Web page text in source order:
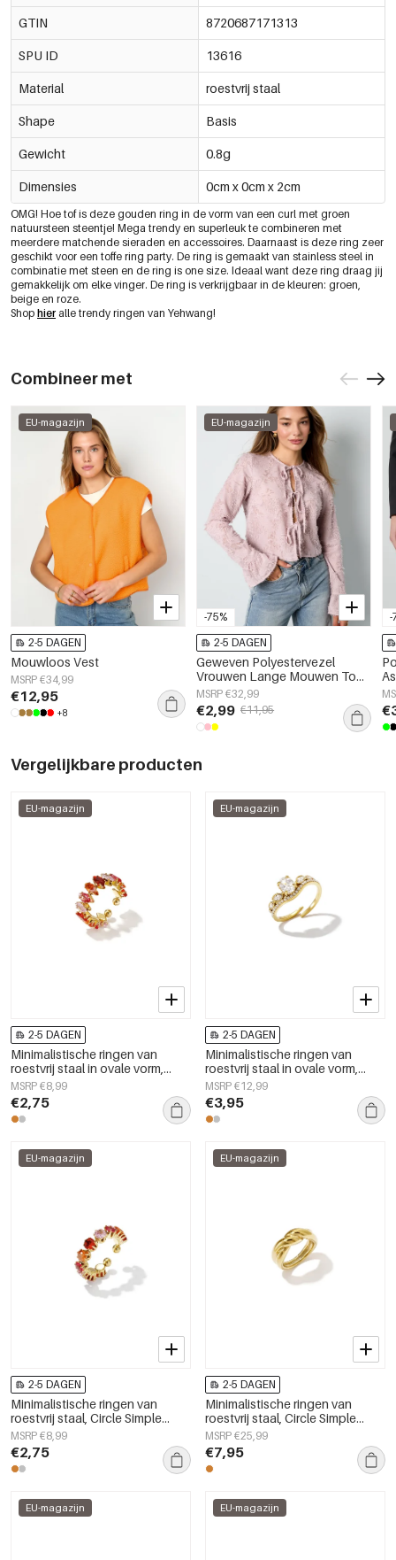
GTIN 8720687171313
SPU ID 13616
Material roestvrij staal
Shape Basis
Gewicht 0.8g
Dimensies 0cm x 0cm x 2cm
OMG! Hoe tof is deze gouden ring in de vorm van een curl met groen
natuursteen steentje! Mega trendy en superleuk te combineren met
meerdere matchende sieraden en accessoires. Daarnaast is deze ring zeer
geschikt voor een toffe ring party. De ring is gemaakt van stainless steel in
combinatie met steen en de ring is one size. Ideaal want deze ring draag jij
gemakkelijk om elke vinger. De ring is verkrijgbaar in de kleuren: groen,
beige en roze.
Shop hier alle trendy ringen van Yehwang!
Combineer met
EU-magazijn
2-5 DAGEN
Mouwloos Vest
MSRP €34,99
€12,95
+8
-75%
EU-magazijn
2-5 DAGEN
Geweven Polyestervezel
Vrouwen Lange Mouwen Tops
Elegant Solide Kleur
Lente/Zomer
MSRP €32,99
€2,99 €11,95
-
Vergelijkbare producten
EU-magazijn
2-5 DAGEN
Minimalistische ringen van
roestvrij staal in ovale vorm,
casual en eenvoudig voor
dagelijks gebruik, dames
sieraden
MSRP €8,99
€2,75
EU-magazijn
2-5 DAGEN
Minimalistische ringen van
roestvrij staal in ovale vorm,
eenvoudige dagelijkse sieraden
uit de Simple Series voor dames.
MSRP €12,99
€3,95
EU-magazijn
2-5 DAGEN
Minimalistische ringen van
roestvrij staal, Circle Simple
Daily Simple-serie,
damessieraden
MSRP €8,99
€2,75
EU-magazijn
2-5 DAGEN
Minimalistische ringen van
roestvrij staal, Circle Simple
Daily Simple-serie,
damessieraden.
MSRP €25,99
€7,95
EU-magazijn EU-magazijn